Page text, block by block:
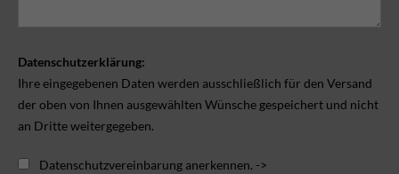
Datenschutzerklärung:
Ihre eingegebenen Daten werden ausschließlich für den Versand
der oben von Ihnen ausgewählten Wünsche gespeichert und nicht
an Dritte weitergegeben.
Datenschutzvereinbarung anerkennen. ->